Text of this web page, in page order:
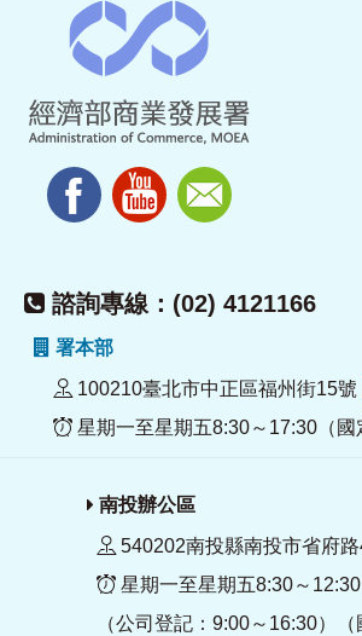
諮詢專線：(02) 4121166
署本部
100210臺北市中正區福州街15號
星期一至星期五8:30～17:30（國
南投辦公區
540202南投縣南投市省府
星期一至星期五8:30～
（公司登記：9:00～16:30）（